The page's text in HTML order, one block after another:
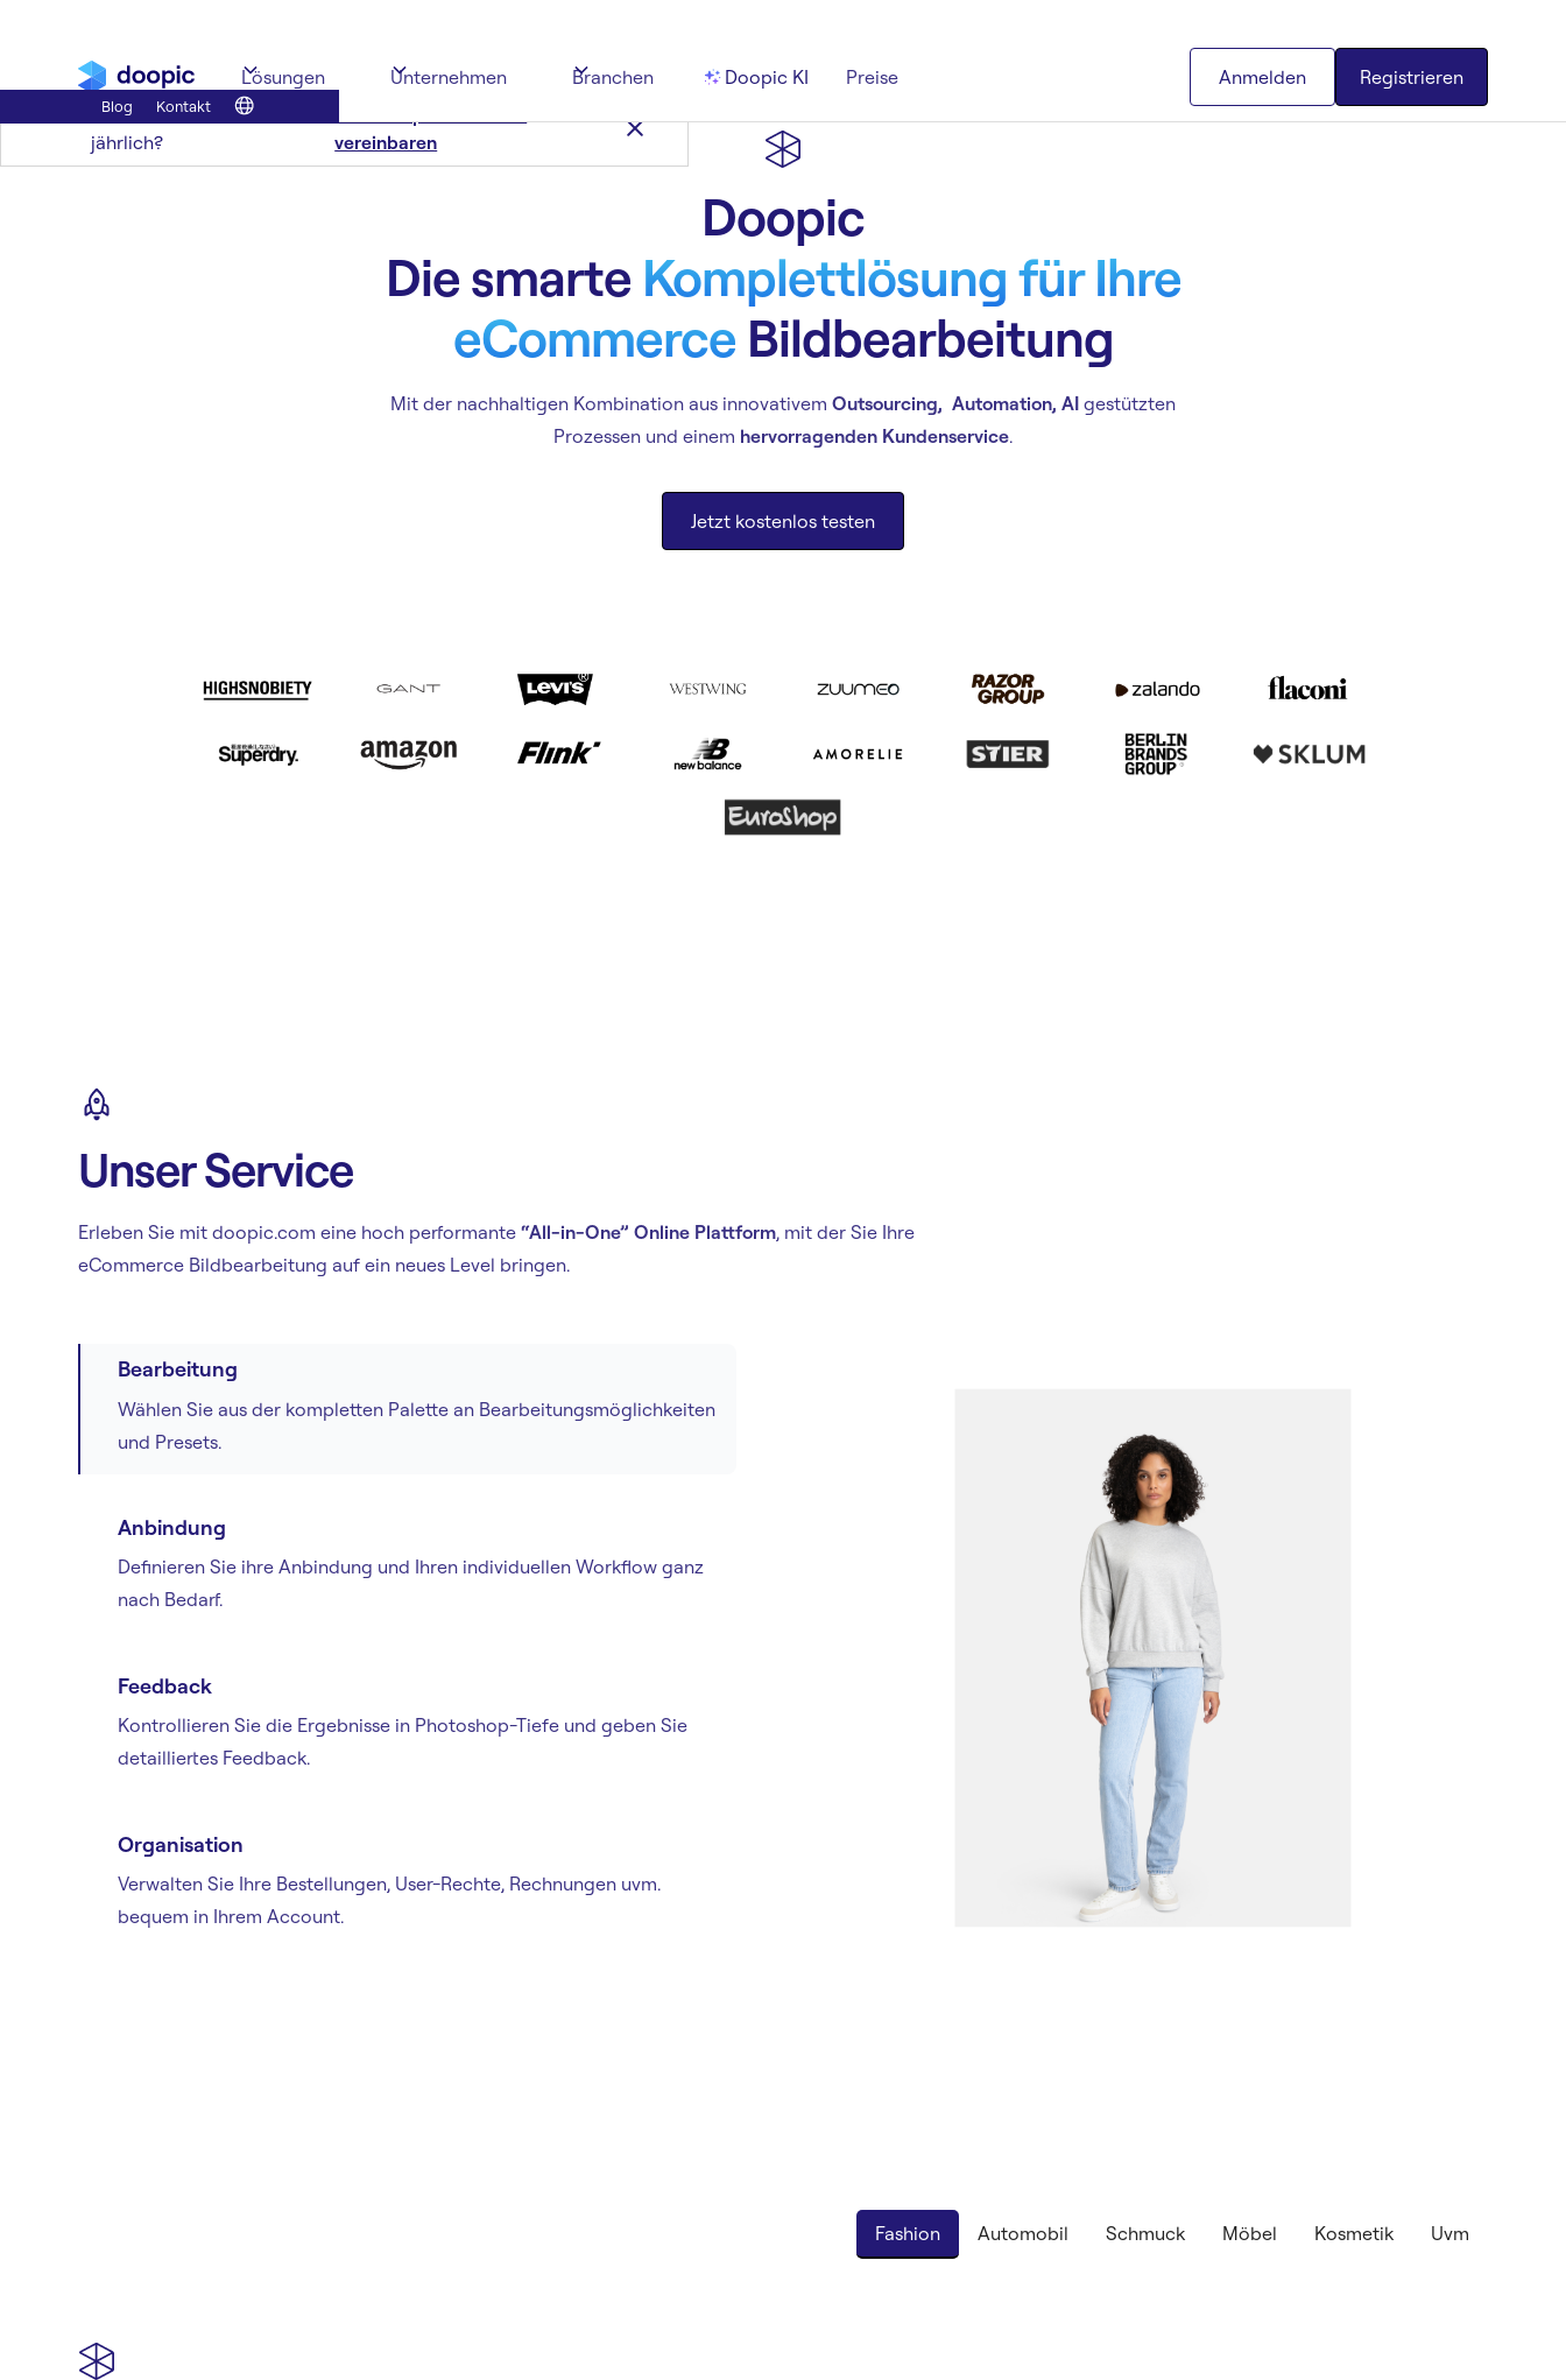
Lösungen Unternehmen Branchen Doopic KI Preise Anmelden Registrieren
Blog Kontakt
Mehr als 5.000 Bilder
jährlich?
vereinbaren
Doopic
Die smarte Komplettlösung für Ihre
eCommerce Bildbearbeitung
Mit der nachhaltigen Kombination aus innovativem Outsourcing, Automation, AI gestützten
Prozessen und einem hervorragenden Kundenservice.
Jetzt kostenlos testen
Unser Service
Erleben Sie mit doopic.com eine hoch performante“All-in-One” Online Plattform, mit der Sie Ihre
eCommerce Bildbearbeitung auf ein neues Level bringen.
Bearbeitung
Wählen Sie aus der kompletten Palette an Bearbeitungsmöglichkeiten
und Presets.
Anbindung
Definieren Sie ihre Anbindung und Ihren individuellen Workflow ganz
nach Bedarf.
Feedback
Kontrollieren Sie die Ergebnisse in Photoshop-Tiefe und geben Sie
detailliertes Feedback.
Organisation
Verwalten Sie Ihre Bestellungen, User-Rechte, Rechnungen uvm.
bequem in Ihrem Account.
Fashion Automobil Schmuck Möbel Kosmetik Uvm